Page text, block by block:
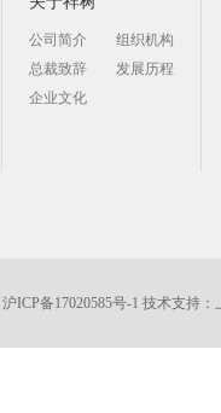
公司简介
组织机构
总裁致辞
发展历程
企业文化
沪ICP备17020585号-1 技术支持：